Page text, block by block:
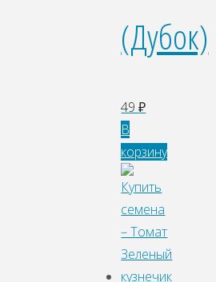
(Дубок)
49₽
В
корзину